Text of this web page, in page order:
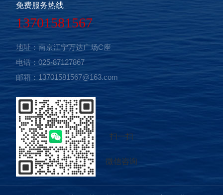
求。增加了超载控制器、大屏幕显示器及各种保护装置，进
一步增加了使用过程中的安全性。 简介 1.双梁桥式
起重机操作室分开式、闭式、保温三种。 2.双梁桥式起
重机操纵室平台入口分侧面、端面、顶面三种。 3.H为大
车缓冲器增加的高度。 4.双梁桥式起重机分室内、室内
两种。订货时应注明工作环境的高、低气温及电源种类等技
术要求。 5.增加了超载控制器、大屏幕显示器及各种保
护装置，进一步增加了使用过程中的安全性。 6.双梁桥
式起重机一般都采用的空中操作方式，他与其他的地操起重
机有所不同。空操就是在起重机下面有一个单独的小型的操
作室，而地操则是操作人员拿着遥控操作 。 特点 双
梁桥式起重机主要由桥架、大车运行机构、小车、电器设备
等组成。根据使用频繁程度不同，分为A5、A6、A7三种工作
免费服务热线
13701581567
地址：南京江宁万达广场C座
电话：025-87127867
邮箱：13701581567@163.com
扫一扫
微信咨询